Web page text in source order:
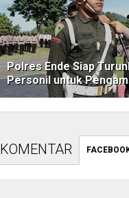
Polres Ende Siap
Personil untuk
KOMENTAR